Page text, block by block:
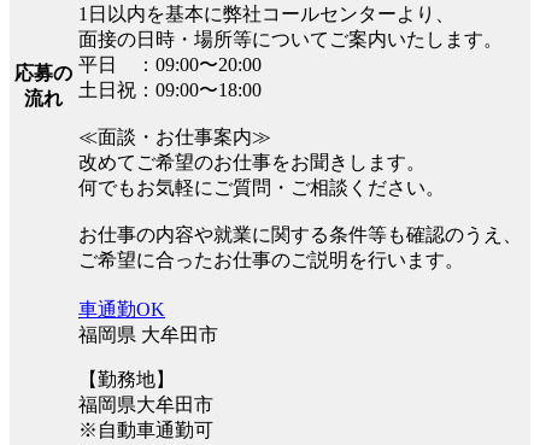
応募の
流れ
1日以内を基本に弊社コールセンターより、
面接の日時・場所等についてご案内いたします。
平日 ：09:00〜20:00
土日祝：09:00〜18:00
≪面談・お仕事案内≫
改めてご希望のお仕事をお聞きします。
何でもお気軽にご質問・ご相談ください。
お仕事の内容や就業に関する条件等も確認のうえ、
ご希望に合ったお仕事のご説明を行います。
車通勤OK
福岡県 大牟田市
【勤務地】
福岡県大牟田市
※自動車通勤可